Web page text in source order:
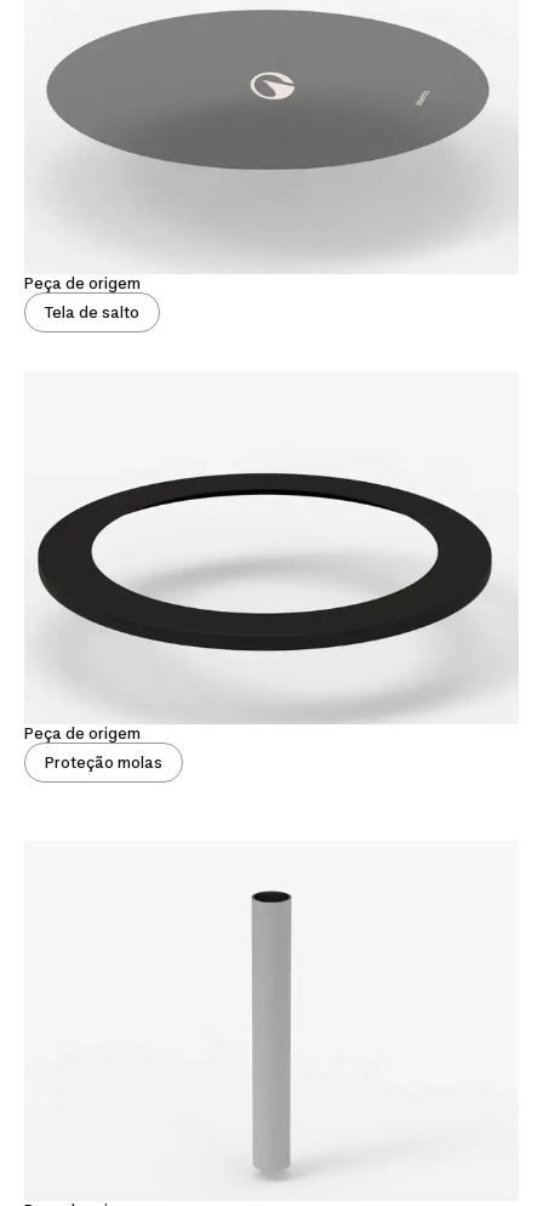
Peça de origem
Tela de salto
Peça de origem
Proteção molas